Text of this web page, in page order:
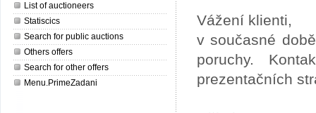
List of auctioneers
Statiscics
Search for public auctions
Others offers
Search for other offers
Menu.PrimeZadani
Vážení klienti,
v současné
poruchy.
prezentačních